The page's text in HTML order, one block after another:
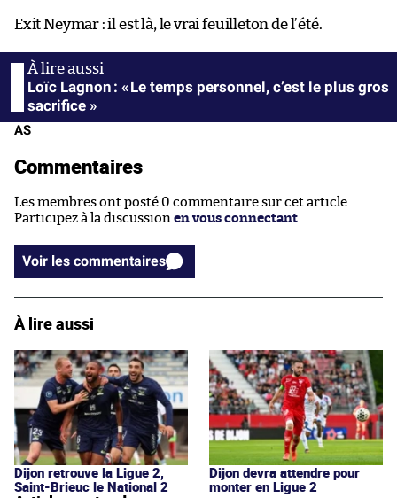
Exit Neymar : il est là, le vrai feuilleton de l’été.
Loïc Lagnon : « Le temps personnel, c’est le plus gros
sacrifice »
AS
Commentaires
Les membres ont posté 0 commentaire sur cet article.
Participez à la discussion en vous connectant
Voir les commentaires
À lire aussi
Dijon retrouve la Ligue 2,
Saint-Brieuc le National 2
Dijon devra attendre pour
monter en Ligue 2